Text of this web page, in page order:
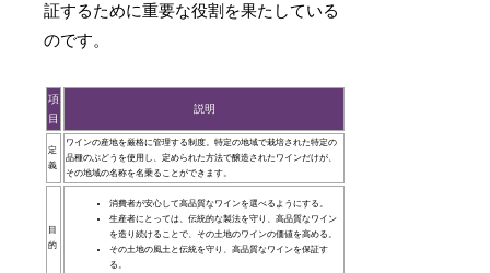
証するために重要な役割を果たしている
のです。
項
目
説明
定
義
ワインの産地を厳格に管理する制度。特定の地域で栽培された特定の
品種のぶどうを使用し、定められた方法で醸造されたワインだけが、
その地域の名称を名乗ることができます。
目
的
消費者が安心して高品質なワインを選べるようにする。
生産者にとっては、伝統的な製法を守り、高品質なワイン
を造り続けることで、その土地のワインの価値を高める。
その土地の風土と伝統を守り、高品質なワインを保証す
る。